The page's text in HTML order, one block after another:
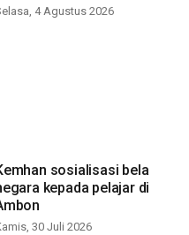
4 Agustus 2026
sosialisasi bela
kepada pelajar di
30 Juli 2026